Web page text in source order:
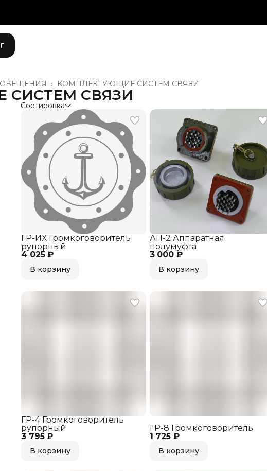
КОМПЛЕКТУЮЩИЕ СИСТЕМ СВЯЗИ
›
СВЯЗИ
Сортировка
4 025 ₽
ГР-ИХ Громкоговоритель
рупорный
В корзину
3 000 ₽
АП-2 Аппаратная
полумуфта
В корзину
3 795 ₽
ГР-4 Громкоговоритель
рупорный
В корзину
1 725 ₽
ГР-8 Громкоговоритель
В корзину